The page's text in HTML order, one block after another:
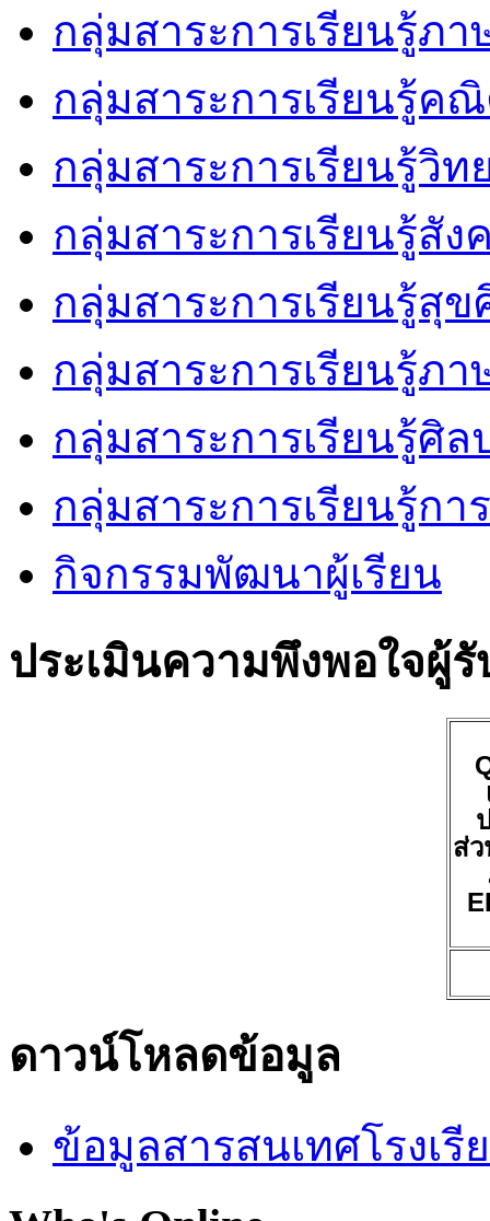
กลุ่มสาระการเรียนรู้ภา
กลุ่มสาระการเรียนรู้ค
กลุ่มสาระการเรียนรู้วิท
กลุ่มสาระการเรียนรู้สัง
กลุ่มสาระการเรียนรู้สุ
กลุ่มสาระการเรียนรู้ภา
กลุ่มสาระการเรียนรู้ศิล
กลุ่มสาระการเรียนรู้กา
กิจกรรมพัฒนาผู้เรียน
ประเมินความพึงพอใจผู้รั
ส่ว
ดาวน์โหลดข้อมูล
ข้อมูลสารสนเทศโรงเรี